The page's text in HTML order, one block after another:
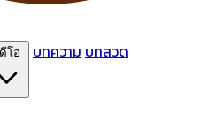
บทความ บทสวด